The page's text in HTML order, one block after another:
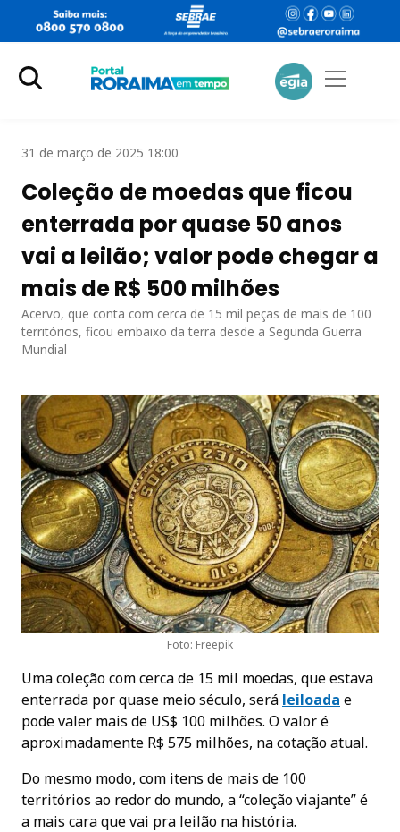
31 de março de 2025 18:00
Coleção de moedas que ficou
enterrada por quase 50 anos
vai a leilão; valor pode chegar a
mais de R$ 500 milhões
Acervo, que conta com cerca de 15 mil peças de mais de 100
territórios, ficou embaixo da terra desde a Segunda Guerra
Mundial
Foto: Freepik
Uma coleção com cerca de 15 mil moedas, que estava
enterrada por quase meio século, será leiloada e
pode valer mais de US$ 100 milhões. O valor é
aproximadamente R$ 575 milhões, na cotação atual.
Do mesmo modo, com itens de mais de 100
territórios ao redor do mundo, a “coleção viajante” é
a mais cara que vai pra leilão na história.